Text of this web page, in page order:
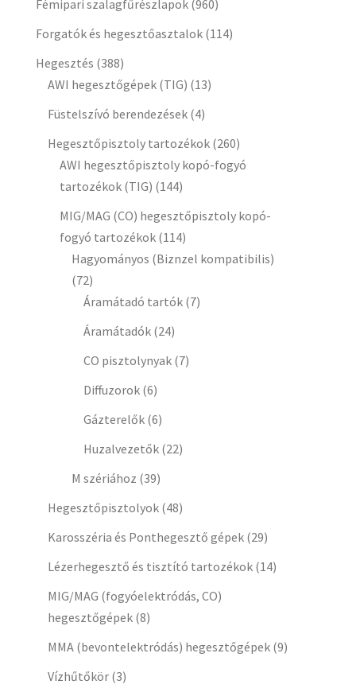
Fémipari szalagfűrészlapok (960)
Forgatók és hegesztőasztalok (114)
Hegesztés (388)
AWI hegesztőgépek (TIG) (13)
Füstelszívó berendezések (4)
Hegesztőpisztoly tartozékok (260)
AWI hegesztőpisztoly kopó-fogyó
tartozékok (TIG) (144)
MIG/MAG (CO) hegesztőpisztoly kopó-
fogyó tartozékok (114)
Hagyományos (Biznzel kompatibilis)
(72)
Áramátadó tartók (7)
Áramátadók (24)
CO pisztolynyak (7)
Diffuzorok (6)
Gázterelők (6)
Huzalvezetők (22)
M szériához (39)
Hegesztőpisztolyok (48)
Karosszéria és Ponthegesztő gépek (29)
Lézerhegesztő és tisztító tartozékok (14)
MIG/MAG (fogyóelektródás, CO)
hegesztőgépek (8)
MMA (bevontelektródás) hegesztőgépek (9)
Vízhűtőkör (3)